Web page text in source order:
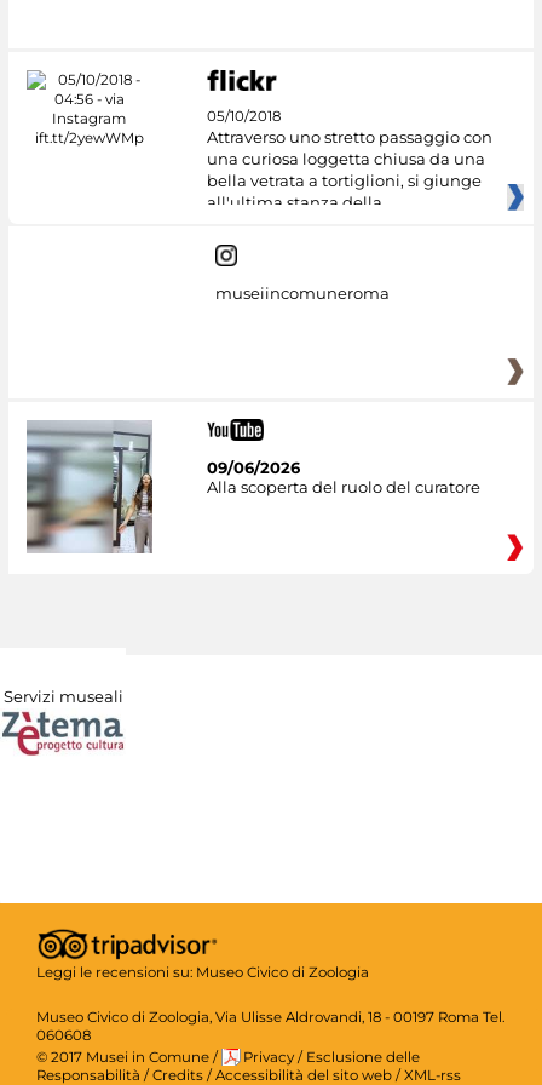
05/10/2018
Attraverso uno stretto passaggio con
una curiosa loggetta chiusa da una
bella vetrata a tortiglioni, si giunge
all'ultima stanza della
museiincomuneroma
09/06/2026
Alla scoperta del ruolo del curatore
Servizi museali
Leggi le recensioni su: Museo Civico di Zoologia
Museo Civico di Zoologia, Via Ulisse Aldrovandi, 18 - 00197 Roma Tel.
060608
© 2017 Musei in Comune / Privacy / Esclusione delle
Responsabilità / Credits / Accessibilità del sito web / XML-rss